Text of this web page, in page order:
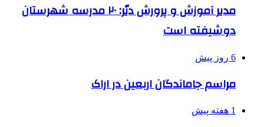
مدیر آموزش و پرورش دیّر: ۲۰ مدرسه شهرستان
دوشیفته است
6 روز پیش
مراسم جاماندگان اربعین در اراک
1 هفته پیش